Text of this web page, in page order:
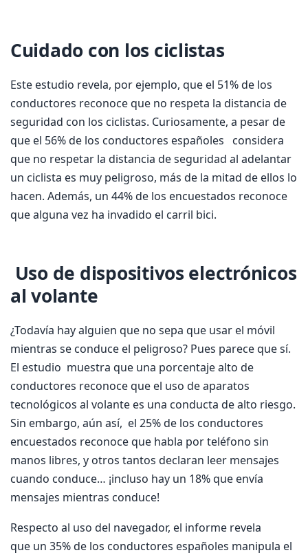
Cuidado con los ciclistas
Este estudio revela, por ejemplo, que el 51% de los
conductores reconoce que no respeta la distancia de
seguridad con los ciclistas. Curiosamente, a pesar de
que el 56% de los conductores españoles considera
que no respetar la distancia de seguridad al adelantar
un ciclista es muy peligroso, más de la mitad de ellos lo
hacen. Además, un 44% de los encuestados reconoce
que alguna vez ha invadido el carril bici.
Uso de dispositivos electrónicos
al volante
¿Todavía hay alguien que no sepa que usar el móvil
mientras se conduce el peligroso? Pues parece que sí.
El estudio muestra que una porcentaje alto de
conductores reconoce que el uso de aparatos
tecnológicos al volante es una conducta de alto riesgo.
Sin embargo, aún así, el 25% de los conductores
encuestados reconoce que habla por teléfono sin
manos libres, y otros tantos declaran leer mensajes
cuando conduce… ¡incluso hay un 18% que envía
mensajes mientras conduce!
Respecto al uso del navegador, el informe revela
que un 35% de los conductores españoles manipula el